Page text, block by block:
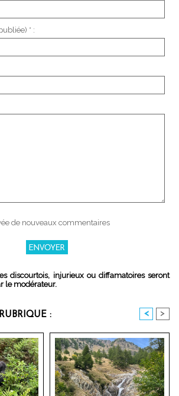
* :
de nouveaux commentaires
discourtois, injurieux ou diffamatoires seront
le modérateur.
: < >